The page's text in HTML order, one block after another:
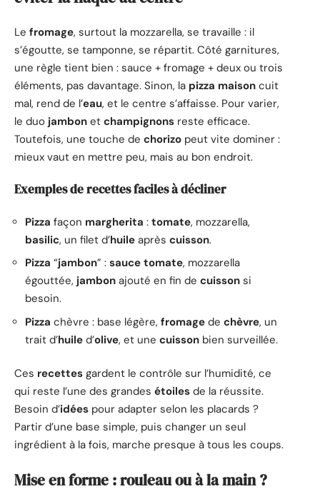
Le fromage, surtout la mozzarella, se travaille : il
s’égoutte, se tamponne, se répartit. Côté garnitures,
une règle tient bien : sauce + fromage + deux ou trois
éléments, pas davantage. Sinon, la pizza maison cuit
mal, rend de l’eau, et le centre s’affaisse. Pour varier,
le duo jambon et champignons reste efficace.
Toutefois, une touche de chorizo peut vite dominer :
mieux vaut en mettre peu, mais au bon endroit.
Exemples de recettes faciles à décliner
Pizza façon margherita : tomate, mozzarella,
basilic, un filet d’huile après cuisson.
Pizza “jambon” : sauce tomate, mozzarella
égouttée, jambon ajouté en fin de cuisson si
besoin.
Pizza chèvre : base légère, fromage de chèvre, un
trait d’huile d’olive, et une cuisson bien surveillée.
Ces recettes gardent le contrôle sur l’humidité, ce
qui reste l’une des grandes étoiles de la réussite.
Besoin d’idées pour adapter selon les placards ?
Partir d’une base simple, puis changer un seul
ingrédient à la fois, marche presque à tous les coups.
Mise en forme : rouleau ou à la main ?